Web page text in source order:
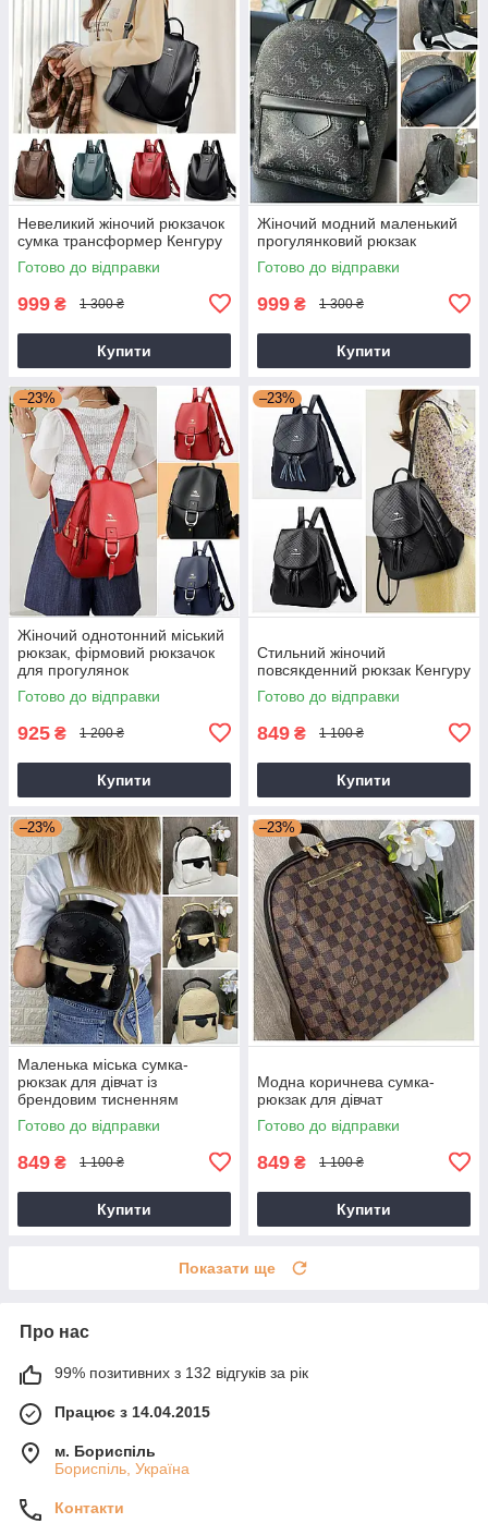
Невеликий жіночий рюкзачок
сумка трансформер Кенгуру
Готово до відправки
999 ₴ 1 300 ₴
Купити
Жіночий модний маленький
прогулянковий рюкзак
Готово до відправки
999 ₴ 1 300 ₴
Купити
–23%
Жіночий однотонний міський
рюкзак, фірмовий рюкзачок
для прогулянок
Готово до відправки
925 ₴ 1 200 ₴
Купити
–23%
Стильний жіночий
повсякденний рюкзак Кенгуру
Готово до відправки
849 ₴ 1 100 ₴
Купити
–23%
Маленька міська сумка-
рюкзак для дівчат із
брендовим тисненням
Готово до відправки
849 ₴ 1 100 ₴
Купити
–23%
Модна коричнева сумка-
рюкзак для дівчат
Готово до відправки
849 ₴ 1 100 ₴
Купити
Показати ще
Про нас
99% позитивних з 132 відгуків за рік
Працює з 14.04.2015
м. Бориспіль
Бориспіль, Україна
Контакти